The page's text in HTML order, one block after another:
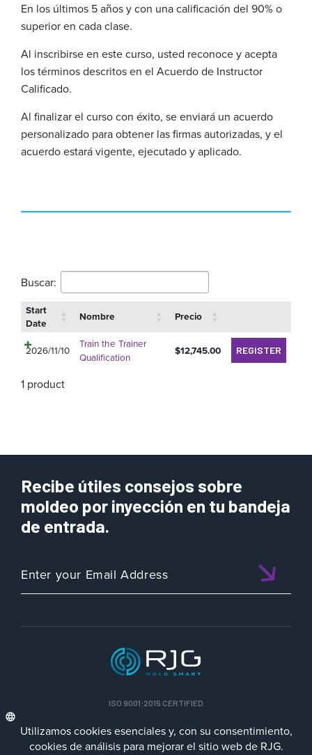
En los últimos 5 años y con una calificación del 90% o
superior en cada clase.
Al inscribirse en este curso, usted reconoce y acepta
los términos descritos en el Acuerdo de Instructor
Calificado.
Al finalizar el curso con éxito, se enviará un acuerdo
personalizado para obtener las firmas autorizadas, y el
acuerdo estará vigente, ejecutado y aplicado.
Buscar:
Start
Date
Nombre Precio
2026/11/10
Train the Trainer
Qualification
$12,745.00 REGISTER
1 product
Recibe útiles consejos sobre
moldeo por inyección en tu bandeja
de entrada.
ISO 9001:2015 CERTIFIED